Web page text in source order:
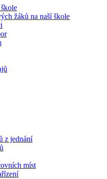
žáků na naší škole
z jednání
míst